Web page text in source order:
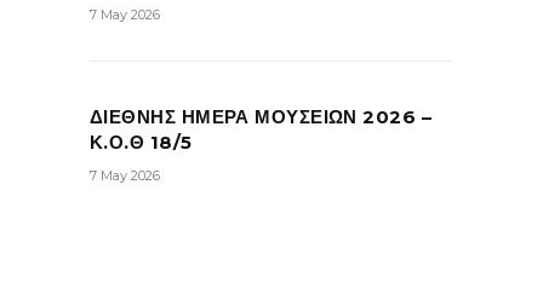
7 May 2026
ΔΙΕΘΝΗΣ ΗΜΕΡΑ ΜΟΥΣΕΙΩΝ 2026 –
Κ.Ο.Θ 18/5
7 May 2026